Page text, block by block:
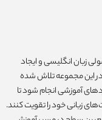
زبان انگلیسی و ایجاد
این مجموعه تلاش شده
آموزشی انجام شود تا
زبانی خود را تقویت کنند.